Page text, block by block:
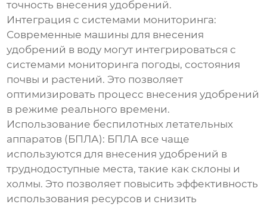
точность внесения удобрений.
Интеграция с системами мониторинга:
Современные машины для внесения
удобрений в воду могут интегрироваться с
системами мониторинга погоды, состояния
почвы и растений. Это позволяет
оптимизировать процесс внесения удобрений
в режиме реального времени.
Использование беспилотных летательных
аппаратов (БПЛА): БПЛА все чаще
используются для внесения удобрений в
труднодоступные места, такие как склоны и
холмы. Это позволяет повысить эффективность
использования ресурсов и снизить